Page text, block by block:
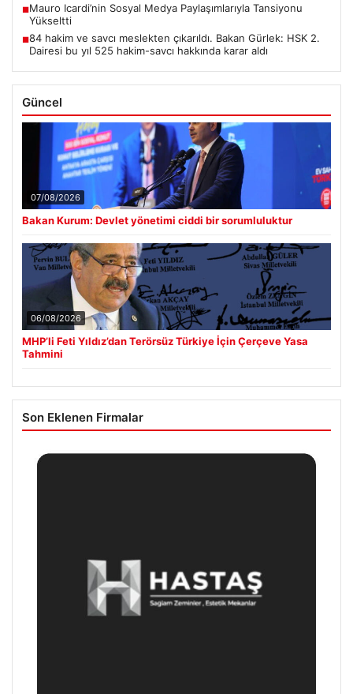
■Mauro Icardi’nin Sosyal Medya Paylaşımlarıyla Tansiyonu
Yükseltti
■84 hakim ve savcı meslekten çıkarıldı. Bakan Gürlek: HSK 2.
Dairesi bu yıl 525 hakim-savcı hakkında karar aldı
Güncel
07/08/2026
Bakan Kurum: Devlet yönetimi ciddi bir sorumluluktur
06/08/2026
MHP’li Feti Yıldız’dan Terörsüz Türkiye İçin Çerçeve Yasa
Tahmini
Son Eklenen Firmalar